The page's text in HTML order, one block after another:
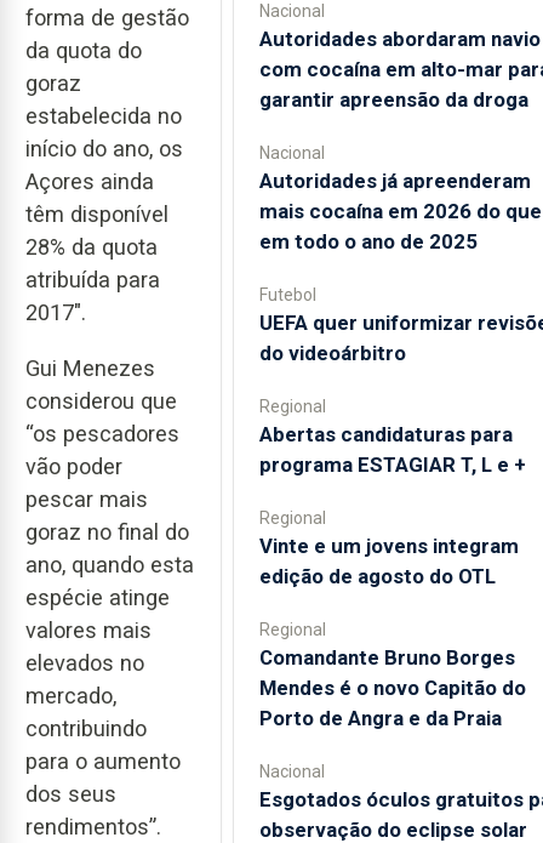
forma de gestão
da quota do
goraz
estabelecida no
início do ano, os
Açores ainda
têm disponível
28% da quota
atribuída para
2017".
Gui Menezes
considerou que
“os pescadores
vão poder
pescar mais
goraz no final do
ano, quando esta
espécie atinge
valores mais
elevados no
mercado,
contribuindo
para o aumento
dos seus
rendimentos”.
Nacional
Autoridades abordaram navio
com cocaína em alto-mar
garantir apreensão da droga
Nacional
Autoridades já apreenderam
mais cocaína em 2026 do que
em todo o ano de 2025
Futebol
UEFA quer uniformizar
do videoárbitro
Regional
Abertas candidaturas para
programa ESTAGIAR T, L e +
Regional
Vinte e um jovens integram
edição de agosto do OTL
Regional
Comandante Bruno Borges
Mendes é o novo Capitão do
Porto de Angra e da Praia
Nacional
Esgotados óculos gratuitos
observação do eclipse solar